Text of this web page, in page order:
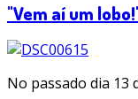
"Vem aí um
No passado dia 13